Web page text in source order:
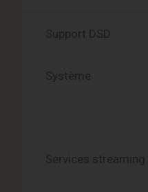
Support DSD
Système
Services streaming